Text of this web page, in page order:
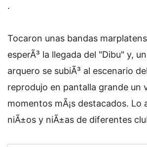
.
Tocaron unas bandas
esperÃ³ la llegada del "Dibu" y,
arquero se subiÃ³ al escenario
reprodujo en pantalla grande un
momentos mÃ¡s destacados. Lo
niÃ±os y niÃ±as de diferentes